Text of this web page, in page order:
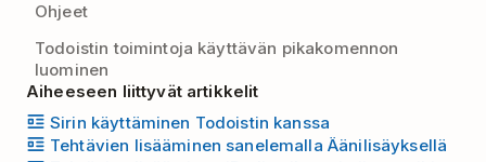
Ohjeet
Todoistin toimintoja käyttävän pikakomennon
luominen
Aiheeseen liittyvät artikkelit
Sirin käyttäminen Todoistin kanssa
Tehtävien lisääminen sanelemalla Äänilisäyksellä